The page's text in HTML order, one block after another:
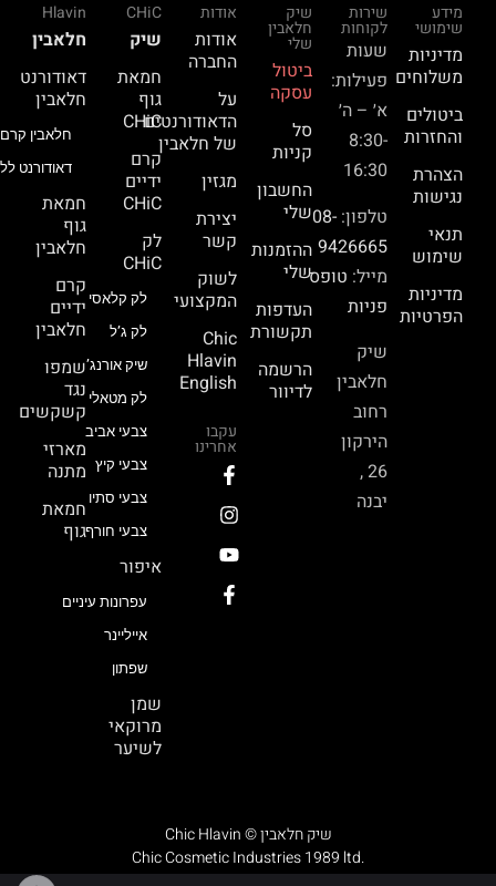
מידע
שימושי
מדיניות
משלוחים
ביטולים
והחזרות
הצהרת
נגישות
תנאי
שימוש
מדיניות
הפרטיות
שירות
לקוחות
שעות
פעילות:
א׳ – ה׳
8:30-
16:30
טלפון: 08-
9426665
מייל: טופס
פניות
שיק
חלאבין
רחוב
הירקון
26 ,
יבנה
שיק
חלאבין
שלי
ביטול
עסקה
סל
קניות
החשבון
שלי
ההזמנות
שלי
העדפות
תקשורת
הרשמה
לדיוור
אודות
אודות
החברה
על
הדאודורנטים
של חלאבין
מגזין
יצירת
קשר
לשוק
המקצועי
Chic
Hlavin
English
עקבו
אחרינו
CHiC
שיק
חמאת
גוף
CHiC
קרם
ידיים
CHiC
לק
CHiC
לק קלאסי
לק ג’ל
שיק אורנג’
לק מטאלי
צבעי אביב
צבעי קיץ
צבעי סתיו
צבעי חורף
איפור
עפרונות עיניים
אייליינר
שפתון
שמן
מרוקאי
לשיער
Hlavin
חלאבין
דאודורנט
חלאבין
חלאבין
דאודורנט
חמאת
גוף
חלאבין
קרם
ידיים
חלאבין
שמפו
נגד
קשקשים
מארזי
מתנה
חמאת
גוף
Chic Hlavin © שיק חלאבין
Chic Cosmetic Industries 1989 ltd.